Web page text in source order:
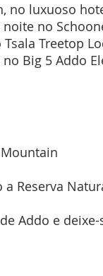
no luxuoso
no
Treetop
Big 5 Addo
Reserva
Addo e